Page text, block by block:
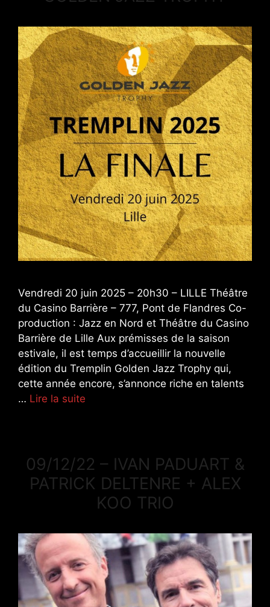
Vendredi 20 juin 2025 – 20h30 – LILLE Théâtre
du Casino Barrière – 777, Pont de Flandres Co-
production : Jazz en Nord et Théâtre du Casino
Barrière de Lille Aux prémisses de la saison
estivale, il est temps d’accueillir la nouvelle
édition du Tremplin Golden Jazz Trophy qui,
cette année encore, s’annonce riche en talents
… Lire la suite
09/12/22 – IVAN PADUART &
PATRICK DELTENRE + ALEX
KOO TRIO